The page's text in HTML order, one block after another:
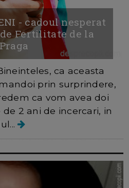
- cadoul nesperat
Fertilitate de la
Praga
ca aceasta
prin surprindere,
ca vom avea doi
2 ani de incercari, in